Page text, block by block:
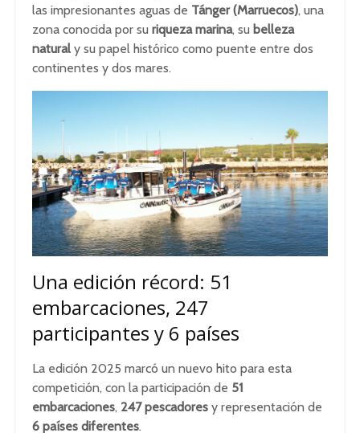
las impresionantes aguas de Tánger (Marruecos), una
zona conocida por su riqueza marina, su belleza
natural y su papel histórico como puente entre dos
continentes y dos mares.
Una edición récord: 51
embarcaciones, 247
participantes y 6 países
La edición 2025 marcó un nuevo hito para esta
competición, con la participación de 51
embarcaciones, 247 pescadores y representación de
6 países diferentes.